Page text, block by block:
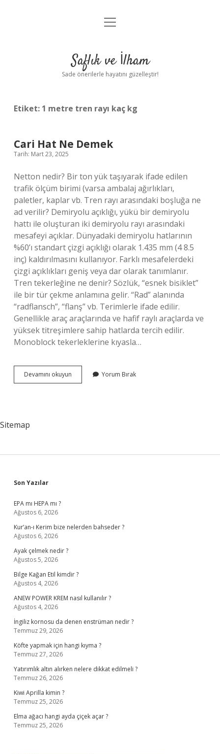
Anasayfa
Yasal Uyarı
menüyü
Saflık ve İlham
Sade önerilerle hayatını güzelleştir!
Etiket: 1 metre tren rayı kaç kg
Cari Hat Ne Demek
Tarih: Mart 23, 2025
Netton nedir? Bir ton yük taşıyarak ifade edilen
trafik ölçüm birimi (varsa ambalaj ağırlıkları,
paletler, kaplar vb. Tren rayı arasındaki boşluğa ne
ad verilir? Demiryolu açıklığı, yükü bir demiryolu
hattı ile oluşturan iki demiryolu rayı arasındaki
mesafeyi açıklar. Dünyadaki demiryolu hatlarının
%60’ı standart çizgi açıklığı olarak 1.435 mm (4 8.5
inç) kaldırılmasını kullanıyor. Farklı mesafelerdeki
çizgi açıklıkları geniş veya dar olarak tanımlanır.
Tren tekerleğine ne denir? Sözlük, “esnek bisiklet”
ile bir tür çekme anlamına gelir. “Rad” alanında
“radflansch”, “flanş” vb. Terimlerle ifade edilir.
Genellikle araç araçlarında ve hafif raylı araçlarda ve
yüksek titreşimlere sahip hatlarda tercih edilir.
Monoblock tekerleklerine kıyasla…
Devamını okuyun
Hat
Yorum Bırak
Sitemap
Sidebar
Son Yazılar
EPA mı HEPA mı ?
Ağustos 6, 2026
Kur’an-ı Kerim bize nelerden bahseder ?
Ağustos 6, 2026
Ayak çelmek nedir ?
Ağustos 5, 2026
Bilge Kağan Etil kimdir ?
Ağustos 4, 2026
ANEW POWER KREM nasıl kullanılır ?
Ağustos 4, 2026
İngiliz kornosu da denen enstrüman nedir ?
Temmuz 29, 2026
Köfte yapmak için hangi kıyma ?
Temmuz 27, 2026
Yatırımlık altın alırken nelere dikkat edilmeli ?
Temmuz 26, 2026
Kiwi Aprilla kimin ?
Temmuz 25, 2026
Elma ağacı hangi ayda çiçek açar ?
Temmuz 25, 2026